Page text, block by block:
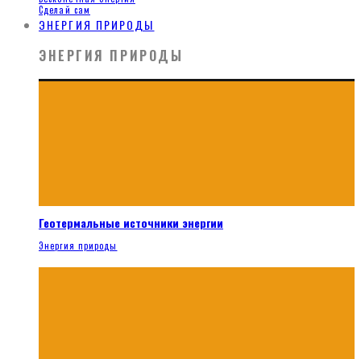
Сделай сам
ЭНЕРГИЯ ПРИРОДЫ
ЭНЕРГИЯ ПРИРОДЫ
Геотермальные источники энергии
Энергия природы